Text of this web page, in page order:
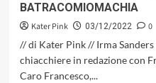
BATRACOMIOMACHIA
Kater Pink 03/12/2022
0
// di Kater Pink // Irma
chiacchiere in redazione con
Caro Francesco,...